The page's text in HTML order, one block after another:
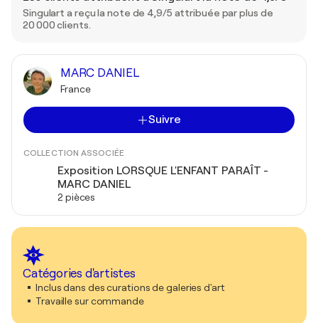
Singulart a reçu la note de 4,9/5 attribuée par plus de
20 000 clients.
MARC DANIEL
France
Suivre
COLLECTION ASSOCIÉE
Exposition LORSQUE L'ENFANT PARAÎT -
MARC DANIEL
2 pièces
Catégories d'artistes
Inclus dans des curations de galeries d'art
Travaille sur commande